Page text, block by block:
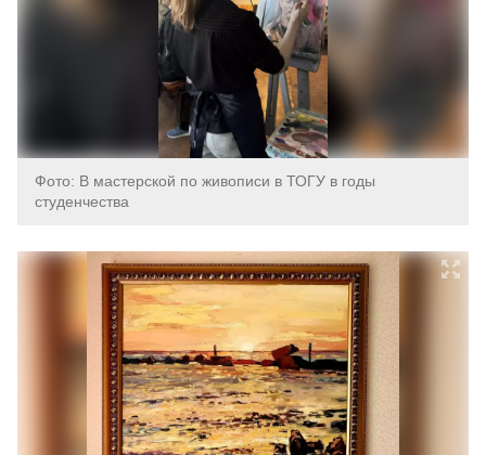
Фото: В мастерской по живописи в ТОГУ в годы
студенчества